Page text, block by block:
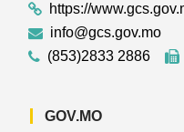
https://
info@gcs.gov.mo
(853)2833 2886
GOV.MO